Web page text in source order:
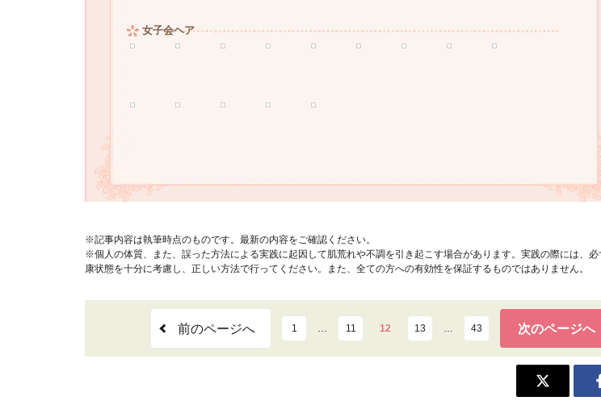
女子会ヘア
※記事内容は執筆時点のものです。最新の内容をご確認ください。
※個人の体質、また、誤った方法による実践に起因して肌荒れや不調を引き起こす場合があります。実践の際には、
康状態を十分に考慮し、正しい方法で行ってください。また、全ての方への有効性を保証するものではありません。
前のページへ 1 … 11 12 13 … 43 次のページへ